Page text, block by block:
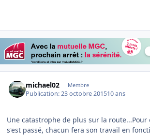
michael02 Membre
Publication:23 octobre 201510 ans
Une catastrophe de plus sur la
s'est passé, chacun fera son travail en